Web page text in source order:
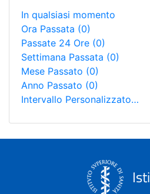
In qualsiasi momento
Ora Passata (0)
Passate 24 Ore (0)
Settimana Passata (0)
Mese Passato (0)
Anno Passato (0)
Intervallo Personalizzato…